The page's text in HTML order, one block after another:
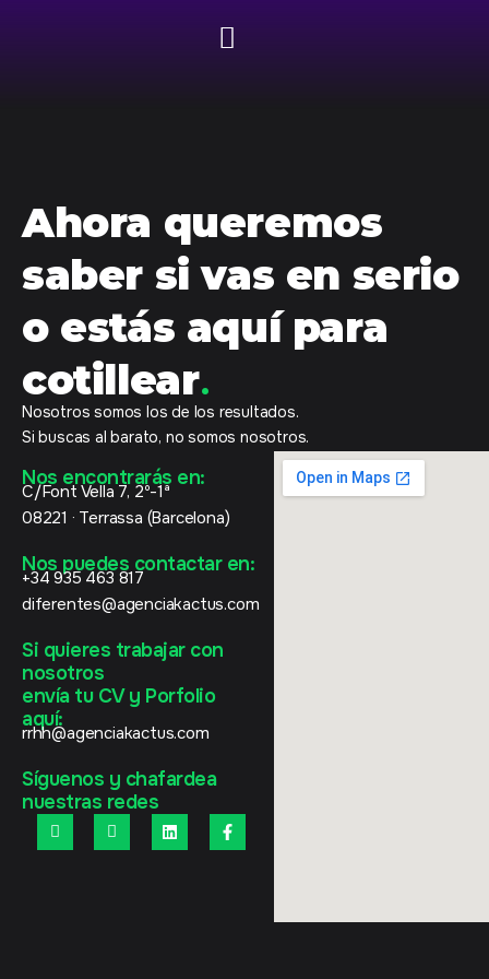
Ahora queremos
saber si vas en serio
o estás aquí para
cotillear
.
Nosotros somos los de los resultados.
Si buscas al barato, no somos nosotros.
Nos encontrarás en:
C/Font Vella 7, 2º-1ª
08221 · Terrassa (Barcelona)
Nos puedes contactar en:
+34 935 463 817
diferentes@agenciakactus.com
Si quieres trabajar con
nosotros
envía tu CV y Porfolio
aquí:
rrhh@agenciakactus.com
Síguenos y chafardea
nuestras redes